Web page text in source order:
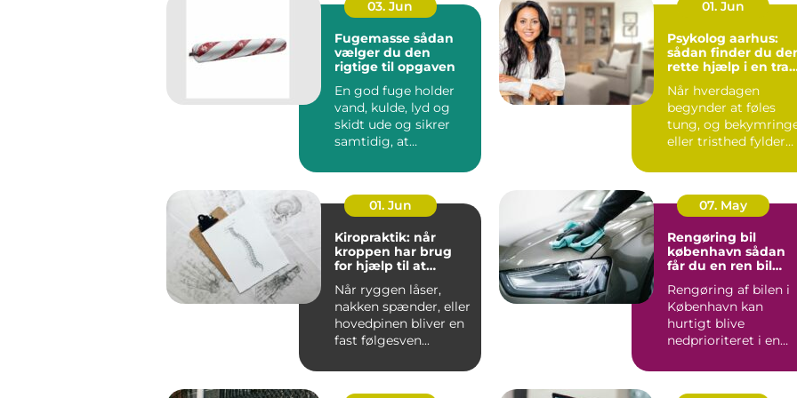
03. Jun
Fugemasse sådan
vælger du den
rigtige til opgaven
En god fuge holder
vand, kulde, lyd og
skidt ude og sikrer
samtidig, at
bevæge sig ud...
01. Jun
Psykolog aarhus:
sådan finder du
rette hjælp i en
Når hverdagen
begynder at føles
tung, og
eller tristhed fylder
kan en p...
01. Jun
Kiropraktik: når
kroppen har brug
for hjælp til at
Når ryggen låser,
nakken spænder, eller
hovedpinen bliver en
fast følgesven...
07. May
Rengøring bil
københavn sådan
får du en ren bil
Rengøring af bilen i
København kan
hurtigt blive
nedprioriteret i en
arbejde, børn...